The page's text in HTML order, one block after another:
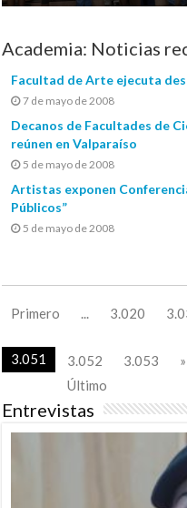
Academia: Noticias
Facultad de Arte ejecuta
7 de mayo de 2008
Decanos de Facultades de
reúnen en Valparaíso
5 de mayo de 2008
Artistas exponen
Públicos”
5 de mayo de 2008
Primero ... 3.020
3.051
3.052 3.053 »
Último
Entrevistas